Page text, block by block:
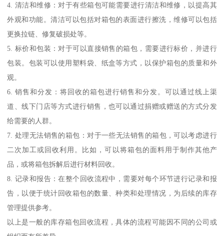
4. 清洁和维修：对于有些箱包可能需要进行清洁和维修，以提高其
外观和功能。清洁可以包括对箱包的表面进行擦洗，维修可以包括
更换拉链、修复破损处等。
5. 标价和包装：对于可以直接销售的箱包，需要进行标价，并进行
包装。包装可以使用塑料袋、纸盒等方式，以保护箱包的质量和外
观。
6. 销售和分发：将回收的箱包进行销售和分发。可以通过线上渠
道、线下门店等方式进行销售，也可以通过捐赠或赠送的方式分发
给需要的人群。
7. 处理无法销售的箱包：对于一些无法销售的箱包，可以考虑进行
二次加工或回收利用。比如，可以将箱包的面料用于制作其他产
品，或将箱包拆解后进行材料回收。
8. 记录和报告：在整个回收流程中，需要对每个环节进行记录和报
告，以便于统计回收箱包的数量、种类和处理情况，为后续的库存
管理提供参考。
以上是一般的库存箱包回收流程，具体的流程可能因不同的公司或